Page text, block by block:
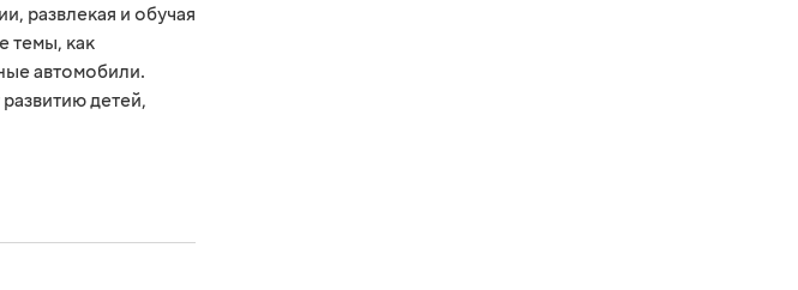
развлекая и обучая
темы, как
автомобили.
детей,